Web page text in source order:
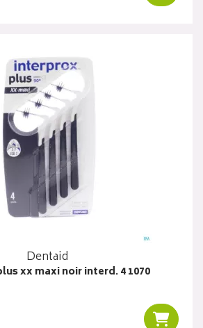
Dentaid
xx maxi noir interd. 4 1070